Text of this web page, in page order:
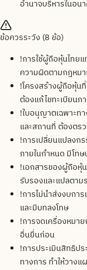
อำนาจบริหารในอน
ข้อควรระวัง (8 ข้อ)
!การใช้ผู้ถือหุ้นไทย
ความผิดตามกฎหม
!โครงสร้างผู้ถือหุ้น
ต้องแก้ไขทะเบียนภ
!ใบอนุญาตเฉพาะท
และสถานที่ ต้องตร
!การเปลี่ยนแปลงก
ภายในกำหนด มีโท
!เอกสารของผู้ถือหุ้
รับรองและแปลตาม
!การไม่นำส่งงบกา
และมีบทลงโทษ
!การจดเครื่องหมา
อื่นยื่นก่อน
!การประเมินสิทธิป
ทางการ ทำให้วาง